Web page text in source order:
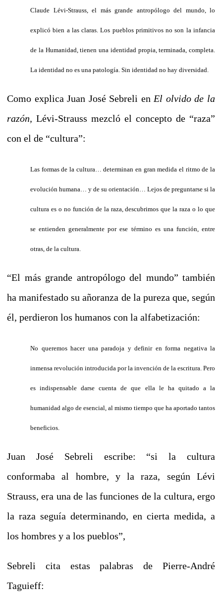
Claude Lévi-Strauss, el más grande antropólogo del mundo, lo
explicó bien a las claras. Los pueblos primitivos no son la infancia
de la Humanidad, tienen una identidad propia, terminada, completa.
La identidad no es una patología. Sin identidad no hay diversidad.
Como explica Juan José Sebreli en El olvido de la
razón, Lévi-Strauss mezcló el concepto de “raza”
con el de “cultura”:
Las formas de la cultura… determinan en gran medida el ritmo de la
evolución humana… y de su orientación… Lejos de preguntarse si la
cultura es o no función de la raza, descubrimos que la raza o lo que
se entienden generalmente por ese término es una función, entre
otras, de la cultura.
“El más grande antropólogo del mundo” también
ha manifestado su añoranza de la pureza que, según
él, perdieron los humanos con la alfabetización:
No queremos hacer una paradoja y definir en forma negativa la
inmensa revolución introducida por la invención de la escritura. Pero
es indispensable darse cuenta de que ella le ha quitado a la
humanidad algo de esencial, al mismo tiempo que ha aportado tantos
beneficios.
Juan José Sebreli escribe: “si la cultura
conformaba al hombre, y la raza, según Lévi
Strauss, era una de las funciones de la cultura, ergo
la raza seguía determinando, en cierta medida, a
los hombres y a los pueblos”,
Sebreli cita estas palabras de Pierre-André
Taguieff: